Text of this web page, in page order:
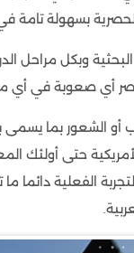
المصرية مجموعة
الحصرية بسهولة تامة
وبكل مراحل
أي صعوبة في أي
أو الشعور بما
حتى أولئك
التجربة الفعلية